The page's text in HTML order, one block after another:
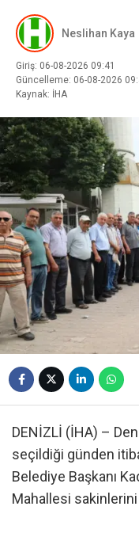
Neslihan Kaya
Giriş: 06-08-2026 09:41
Güncelleme: 06-08-2026
Kaynak: İHA
DENİZLİ (İHA) –
seçildiği günden
Belediye Başkanı
Mahallesi